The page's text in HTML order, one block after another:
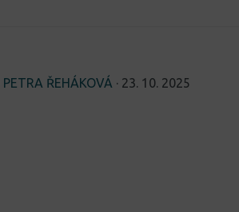
PETRA ŘEHÁKOVÁ · 23. 10. 2025